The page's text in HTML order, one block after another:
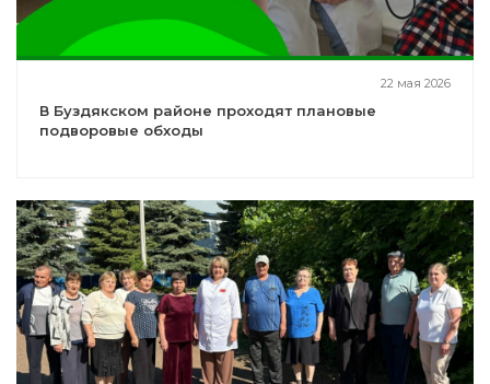
22 мая 2026
В Буздякском районе проходят плановые
подворовые обходы